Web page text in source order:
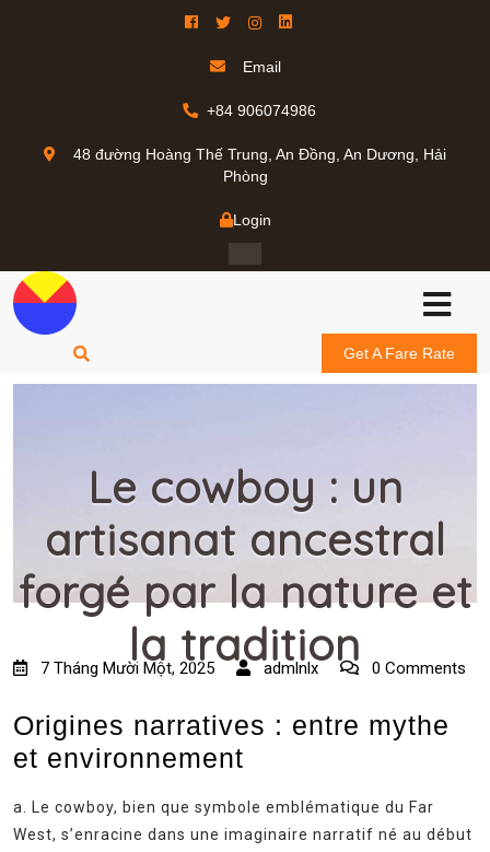
Email
+84 906074986
48 đường Hoàng Thế Trung, An Đồng, An Dương, Hải
Phòng
Login
Get A Fare Rate
Le cowboy : un
artisanat ancestral
forgé par la nature et
la tradition
7 Tháng Mười Một, 2025 admlnlx 0 Comments
Origines narratives : entre mythe
et environnement
a. Le cowboy, bien que symbole emblématique du Far
West, s’enracine dans une imaginaire narratif né au début